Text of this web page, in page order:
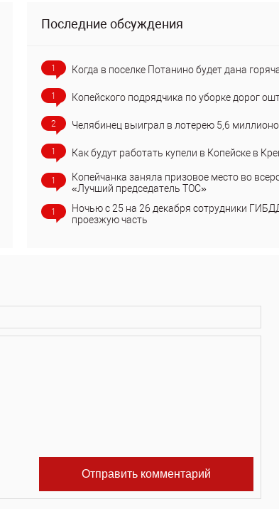
Последние обсуждения
1 Когда в поселке Потанино будет дана
1 Копейского подрядчика по уборке дорог
2 Челябинец выиграл в лотерею 5,6
1 Как будут работать купели в Копейске в
1
Копейчанка заняла призовое место во
«Лучший председатель ТОС»
1
Ночью с 25 на 26 декабря сотрудники
проезжую часть